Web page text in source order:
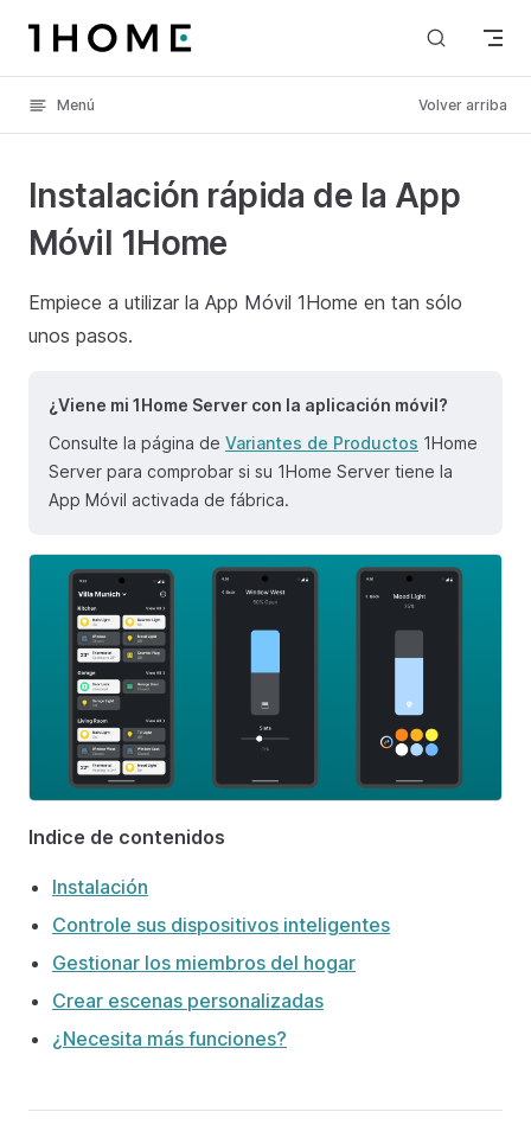
Skip to content
Menú Volver arriba
Instalación rápida de la App
Móvil 1Home
Empiece a utilizar la App Móvil 1Home en tan sólo
unos pasos.
¿Viene mi 1Home Server con la aplicación móvil?
Consulte la página de Variantes de Productos 1Home
Server para comprobar si su 1Home Server tiene la
App Móvil activada de fábrica.
Indice de contenidos
Instalación
Controle sus dispositivos inteligentes
Gestionar los miembros del hogar
Crear escenas personalizadas
¿Necesita más funciones?